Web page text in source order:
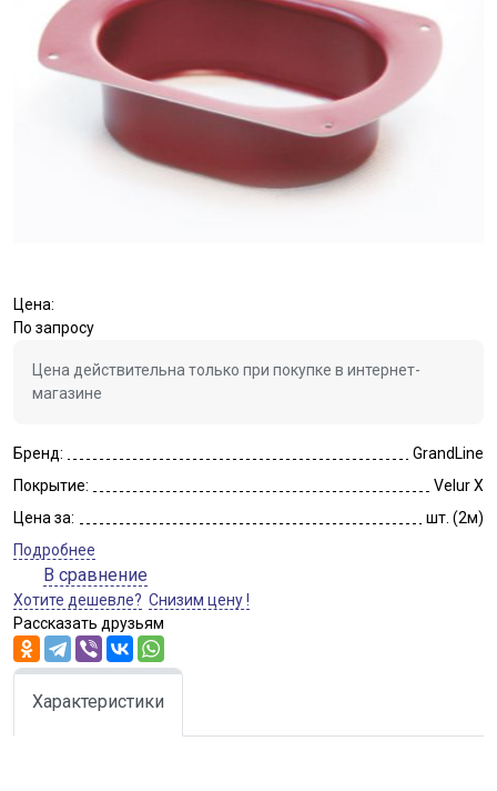
Цена:
По запросу
Цена действительна только при покупке в интернет-
магазине
Бренд:
GrandLine
Покрытие:
Velur X
Цена за:
шт. (2м)
Подробнее
В сравнение
Хотите дешевле? Снизим цену !
Рассказать друзьям
Характеристики